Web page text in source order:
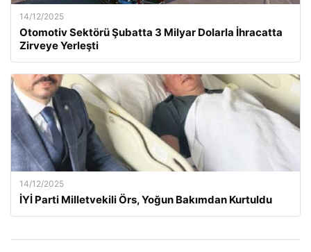
14/12/2025
Otomotiv Sektörü Şubatta 3 Milyar Dolarla İhracatta
Zirveye Yerleşti
14/12/2025
İYİ Parti Milletvekili Örs, Yoğun Bakımdan Kurtuldu